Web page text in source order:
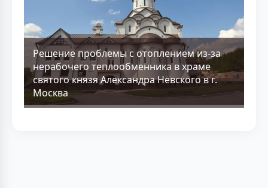
Решение проблемы с отоплением из-за
нерабочего теплообменника в храме
святого князя Александра Невского в г.
Москва